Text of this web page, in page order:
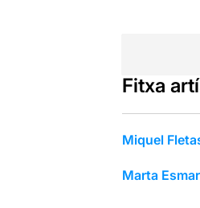
Fitxa
Miquel
Marta